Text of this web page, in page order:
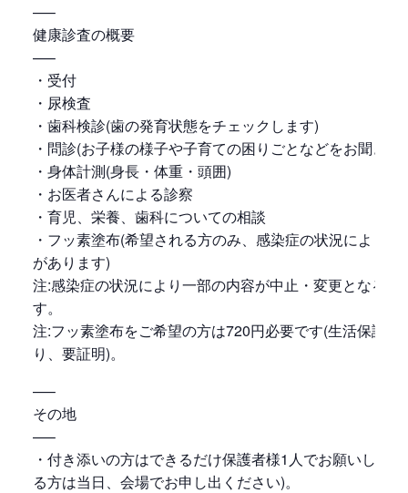
—–
健康診査の概要
—–
・受付
・尿検査
・歯科検診(歯の発育状態をチェックします)
・問診(お子様の様子や子育ての困りごとなどをお聞きし
・身体計測(身長・体重・頭囲)
・お医者さんによる診察
・育児、栄養、歯科についての相談
・フッ素塗布(希望される方のみ、感染症の状況により
があります)
注:感染症の状況により一部の内容が中止・変更となる場
す。
注:フッ素塗布をご希望の方は720円必要です(生活保護世
り、要証明)。
—–
その地
—–
・付き添いの方はできるだけ保護者様1人でお願いしま
る方は当日、会場でお申し出ください)。